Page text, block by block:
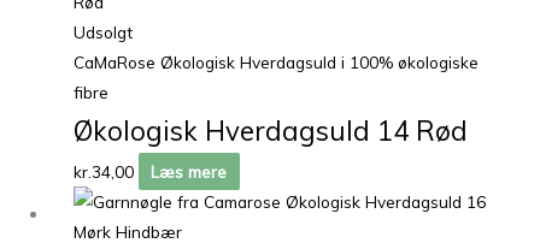
Udsolgt
CaMaRose Økologisk Hverdagsuld i 100% økologiske
fibre
Økologisk Hverdagsuld 14 Rød
kr.34,00 Læs mere